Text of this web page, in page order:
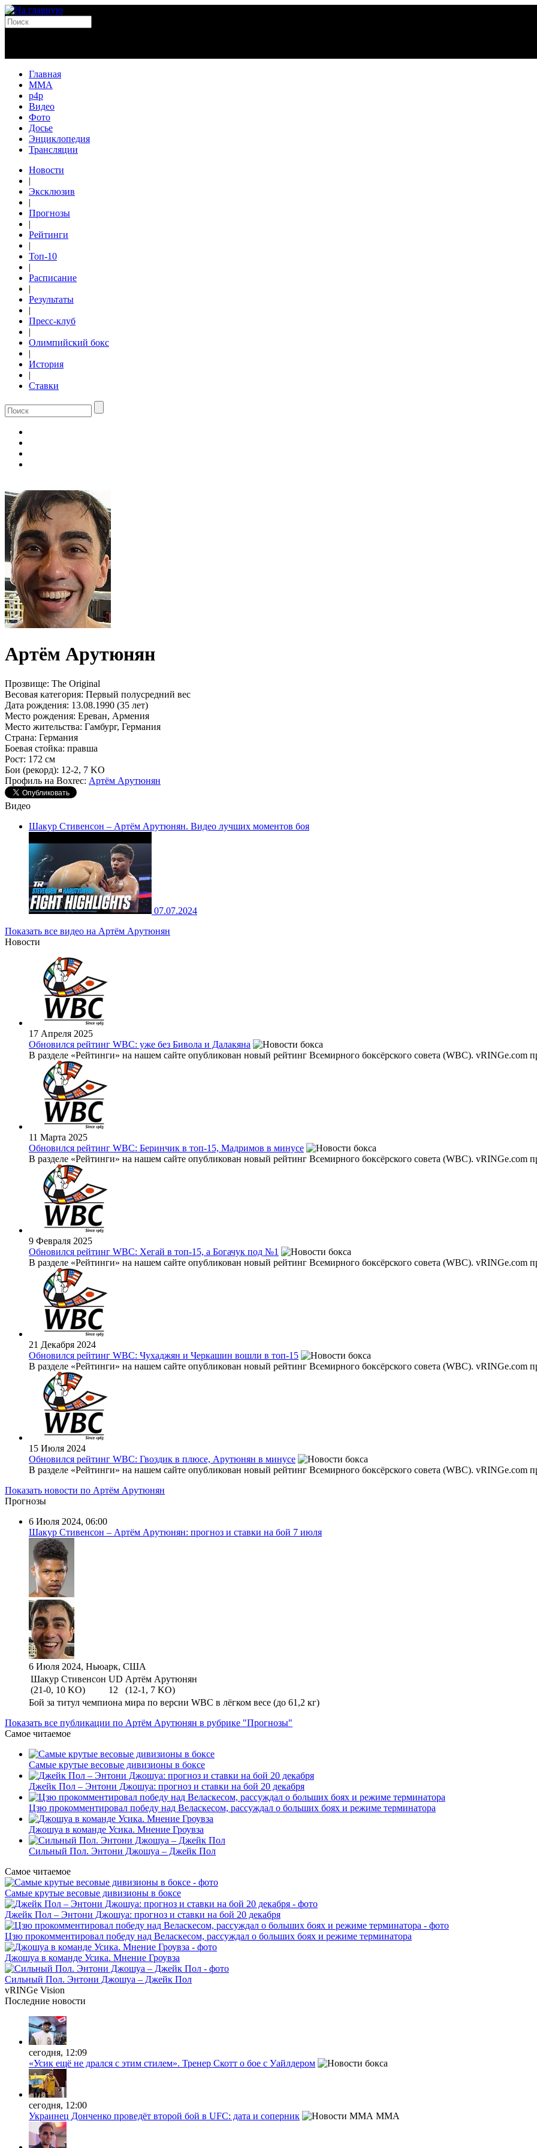
Главная
MMA
p4p
Видео
Фото
Досье
Энциклопедия
Трансляции
Новости
|
Эксклюзив
|
Прогнозы
|
Рейтинги
|
Топ-10
|
Расписание
|
Результаты
|
Пресс-клуб
|
Олимпийский бокс
|
История
|
Ставки
Артём Арутюнян
Прозвище: The Original
Весовая категория: Первый полусредний вес
Дата рождения: 13.08.1990 (35 лет)
Место рождения: Ереван, Армения
Место жительства: Гамбург, Германия
Страна: Германия
Боевая стойка: правша
Рост: 172 см
Бои (рекорд): 12-2, 7 KO
Профиль на Boxrec: Артём Арутюнян
Видео
Шакур Стивенсон – Артём Арутюнян. Видео лучших моментов боя
07.07.2024
Показать все видео на Артём Арутюнян
Новости
17 Апреля 2025
Обновился рейтинг WBC: уже без Бивола и Далакяна
В разделе «Рейтинги» на нашем сайте опубликован новый рейтинг Всемирного боксёрского совета (WBC). vRINGe.com
11 Марта 2025
Обновился рейтинг WBC: Беринчик в топ-15, Мадримов в минусе
В разделе «Рейтинги» на нашем сайте опубликован новый рейтинг Всемирного боксёрского совета (WBC). vRINGe.com
9 Февраля 2025
Обновился рейтинг WBC: Хегай в топ-15, а Богачук под №1
В разделе «Рейтинги» на нашем сайте опубликован новый рейтинг Всемирного боксёрского совета (WBC). vRINGe.com
21 Декабря 2024
Обновился рейтинг WBC: Чухаджян и Черкашин вошли в топ-15
В разделе «Рейтинги» на нашем сайте опубликован новый рейтинг Всемирного боксёрского совета (WBC). vRINGe.com
15 Июля 2024
Обновился рейтинг WBC: Гвоздик в плюсе, Арутюнян в минусе
В разделе «Рейтинги» на нашем сайте опубликован новый рейтинг Всемирного боксёрского совета (WBC). vRINGe.com
Показать новости по Артём Арутюнян
Прогнозы
6 Июля 2024, 06:00
Шакур Стивенсон – Артём Арутюнян: прогноз и ставки на бой 7 июля
6 Июля 2024, Ньюарк, США
Шакур Стивенсон
(21-0, 10 KO)
UD
12
Артём Арутюнян
(12-1, 7 KO)
Бой за титул чемпиона мира по версии WBC в лёгком весе (до 61,2 кг)
Показать все публикации по Артём Арутюнян в рубрике "Прогнозы"
Самое читаемое
Самые крутые весовые дивизионы в боксе
Джейк Пол – Энтони Джошуа: прогноз и ставки на бой 20 декабря
Цзю прокомментировал победу над Веласкесом, рассуждал о больших боях и режиме терминатора
Джошуа в команде Усика. Мнение Гроувза
Сильный Пол. Энтони Джошуа – Джейк Пол
Самое читаемое
Самые крутые весовые дивизионы в боксе
Джейк Пол – Энтони Джошуа: прогноз и ставки на бой 20 декабря
Цзю прокомментировал победу над Веласкесом, рассуждал о больших боях и режиме терминатора
Джошуа в команде Усика. Мнение Гроувза
Сильный Пол. Энтони Джошуа – Джейк Пол
vRINGe Vision
Последние новости
сегодня, 12:09
«Усик ещё не дрался с этим стилем». Тренер Скотт о бое с Уайлдером
сегодня, 12:00
Украинец Донченко проведёт второй бой в UFC: дата и соперник
MMA